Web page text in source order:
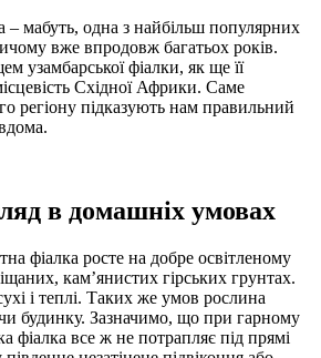
– мабуть, одна з найбільш популярних
вже впродовж багатьох років.
узамбарської фіалки, як ще її
Східної Африки. Саме
регіону підказують нам правильний
в домашніх умовах
фіалка росте на добре освітленому
кам’янистих гірських грунтах.
і теплі. Таких же умов рослина
чи будинку. Зазначимо, що при гарному
фіалка все ж не потрапляє під прямі